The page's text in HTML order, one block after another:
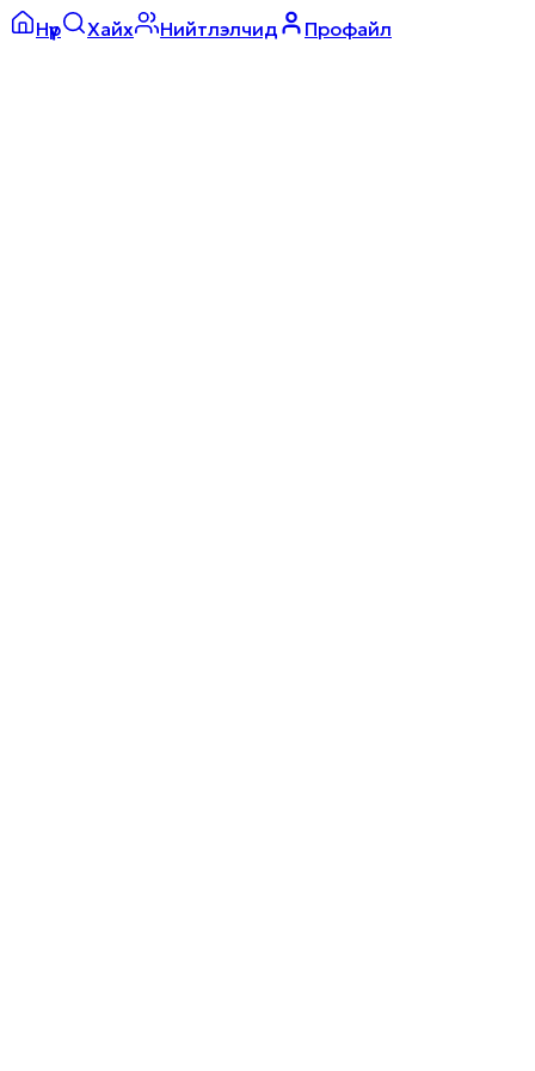
Нүүр Хайх Нийтлэлчид Профайл